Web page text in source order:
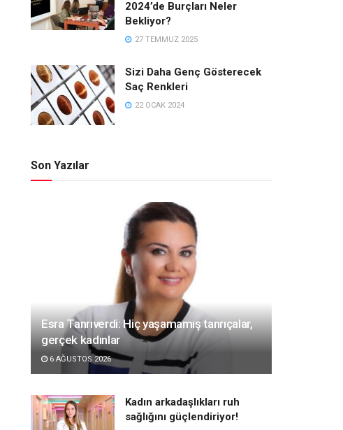
2024’de Burçları Neler
Bekliyor?
27 TEMMUZ 2025
Sizi Daha Genç Gösterecek
Saç Renkleri
22 OCAK 2024
Son Yazılar
Esra Tanrıverdi: Hiç yaşamamış tanrıçalar,
gerçek kadınlar
6 AĞUSTOS 2026
Kadın arkadaşlıkları ruh
sağlığını güçlendiriyor!